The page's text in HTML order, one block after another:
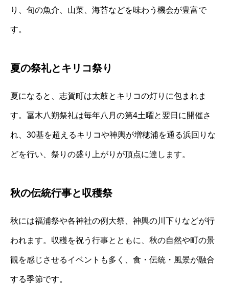
り、旬の魚介、山菜、海苔などを味わう機会が豊富で
す。
夏の祭礼とキリコ祭り
夏になると、志賀町は太鼓とキリコの灯りに包まれま
す。冨木八朔祭礼は毎年八月の第4土曜と翌日に開催さ
れ、30基を超えるキリコや神輿が増穂浦を通る浜回りな
どを行い、祭りの盛り上がりが頂点に達します。
秋の伝統行事と収穫祭
秋には福浦祭や各神社の例大祭、神輿の川下りなどが行
われます。収穫を祝う行事とともに、秋の自然や町の景
観を感じさせるイベントも多く、食・伝統・風景が融合
する季節です。